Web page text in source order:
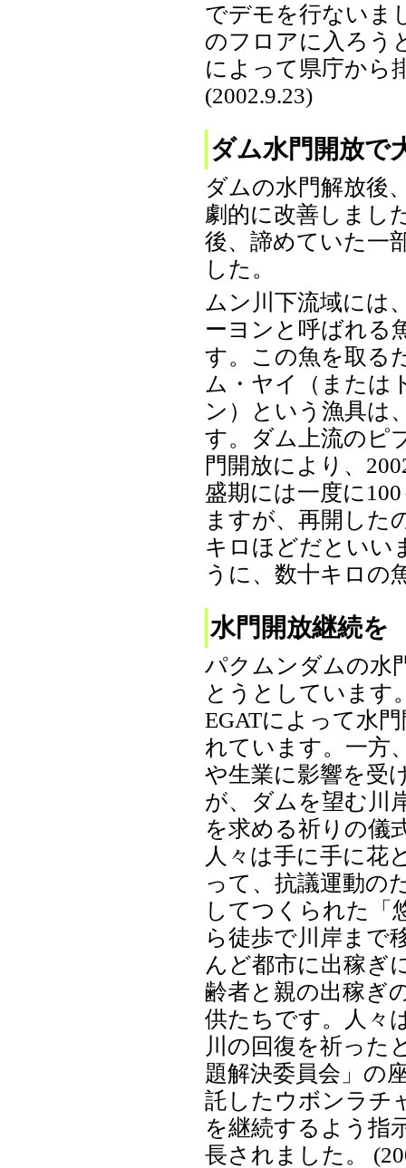
でデモを行ないま
のフロアに入ろう
によって県庁から
(2002.9.23)
ダム水門開放で
ダムの水門解放後
劇的に改善しまし
後、諦めていた一
した。
ムン川下流域には
ーヨンと呼ばれる
す。この魚を取る
ム・ヤイ（または
ン）という漁具は
す。ダム上流のピ
門開放により、
盛期には一度に
ますが、再開した
キロほどだといい
うに、数十キロの
水門開放継続を
パクムンダムの水
とうとしています
EGATによって水
れています。一方
や生業に影響を受
が、ダムを望む川
を求める祈りの儀
人々は手に手に花
って、抗議運動の
してつくられた「
ら徒歩で川岸まで
んど都市に出稼ぎ
齢者と親の出稼ぎ
供たちです。人々
川の回復を祈った
題解決委員会」の
託したウボンラチ
を継続するよう指
長されました。